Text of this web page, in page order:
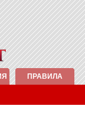
ПРАВИЛА